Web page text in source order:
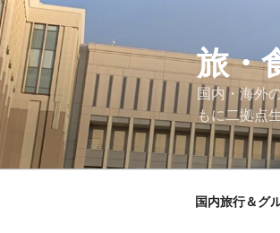
コ
ン
テ
ン
ツ
へ
旅・
国内・海外
もに二拠点
国内旅行＆グ